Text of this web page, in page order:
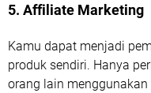
5. Affiliate Marketing
Kamu dapat menjadi
produk sendiri. Hanya
orang lain